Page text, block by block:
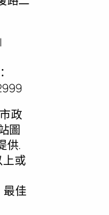
政
圖
供.
上或
最佳